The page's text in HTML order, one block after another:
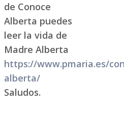
de Conoce
Alberta puedes
leer la vida de
Madre Alberta
https://www.pmaria.es/
alberta/
Saludos.